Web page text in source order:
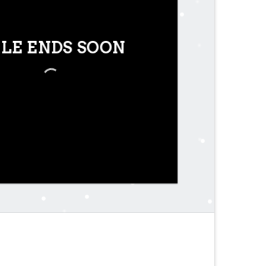
ENDS SOON